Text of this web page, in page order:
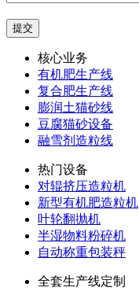
核心业务
有机肥生产线
复合肥生产线
膨润土猫砂线
豆腐猫砂设备
融雪剂造粒线
热门设备
对辊挤压造粒机
新型有机肥造粒机
叶轮翻抛机
半湿物料粉碎机
自动称重包装秤
全套生产线定制